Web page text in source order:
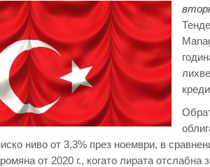
ниво от 3,3% през ноември, в
от 2020 г., когато лирата